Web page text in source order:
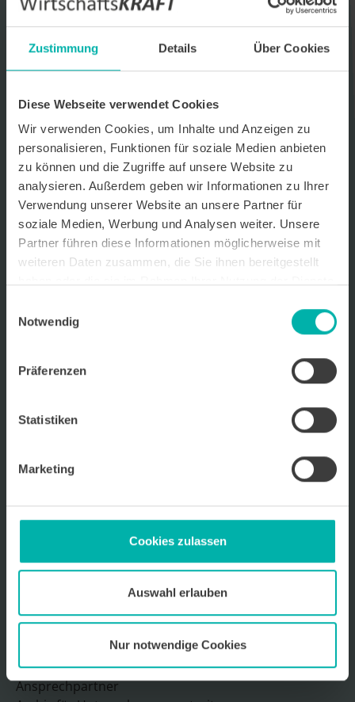
Zustimmung Details Über Cookies
Diese Webseite verwendet Cookies
Wir verwenden Cookies, um Inhalte und Anzeigen zu
personalisieren, Funktionen für soziale Medien anbieten
zu können und die Zugriffe auf unsere Website zu
analysieren. Außerdem geben wir Informationen zu Ihrer
Verwendung unserer Website an unsere Partner für
soziale Medien, Werbung und Analysen weiter. Unsere
Partner führen diese Informationen möglicherweise mit
weiteren Daten zusammen, die Sie ihnen bereitgestellt
Notwendig
Präferenzen
Statistiken
Marketing
Cookies zulassen
Auswahl erlauben
Nur notwendige Cookies
Ich stimme zu, dass ich monatlich den kostenlosen Newsletter
WirtschaftsKRAFT der INFO - Das Magazin Pforzheim GmbH
erhalte. Um die Inhalte des Newsletters besser auf meine
hierfür mein personenbezogenes Nutzungsverhalten des
Newsletters zu erfassen und auszuwerten. Der Newsletter enthält
begleitende Werbeinformationen zu Produkten und
Dienstleistungen lokal ansässiger Werbekunden. Ich kann meine
Einwilligung jederzeit kostenfrei für die Zukunft durch den in jedem
Newsletter enthaltenen Abmeldelink oder per E-Mail an info@info-
pforzheim.de widerrufen. Meine E-Mail-Adresse wird ausschließlich
zur Zustellung des Newsletters genutzt. Detaillierte Informationen
zum Umgang mit Ihren Daten und der von uns eingesetzten
Newsletter-Software Cleverreach finden Sie in unserer
Datenschutzerklärung.
Wirtschafts
Kontakt
Impressum
Sitemap
Kontakt
Ansprechpartner